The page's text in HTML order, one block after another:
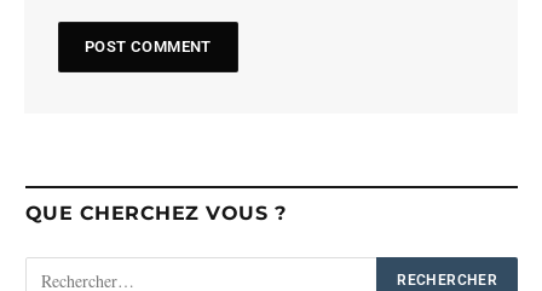
QUE CHERCHEZ VOUS ?